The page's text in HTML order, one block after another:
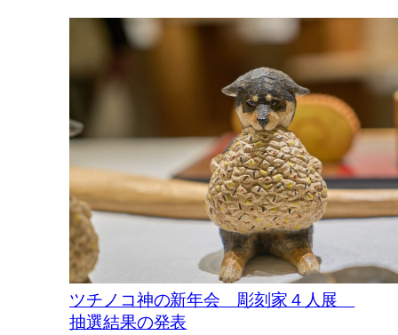
ゆ
展
け
の
道
を
た
ど
っ
て
旅
ツチノコ神の新年会 彫刻家４人展
抽選結果の発表